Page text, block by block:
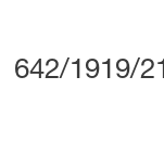
642/1919/21